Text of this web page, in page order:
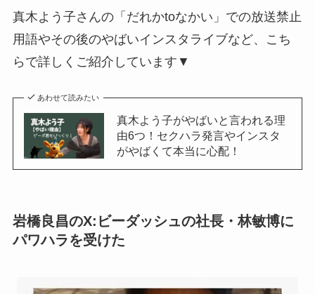
真木よう子さんの「だれかtoなかい」での放送禁止
用語やその後のやばいインスタライブなど、こち
らで詳しくご紹介しています▼
あわせて読みたい
真木よう子がやばいと言われる理
由6つ！セクハラ発言やインスタ
がやばくて本当に心配！
岩橋良昌のX:ビーダッシュの社長・林敏博に
パワハラを受けた